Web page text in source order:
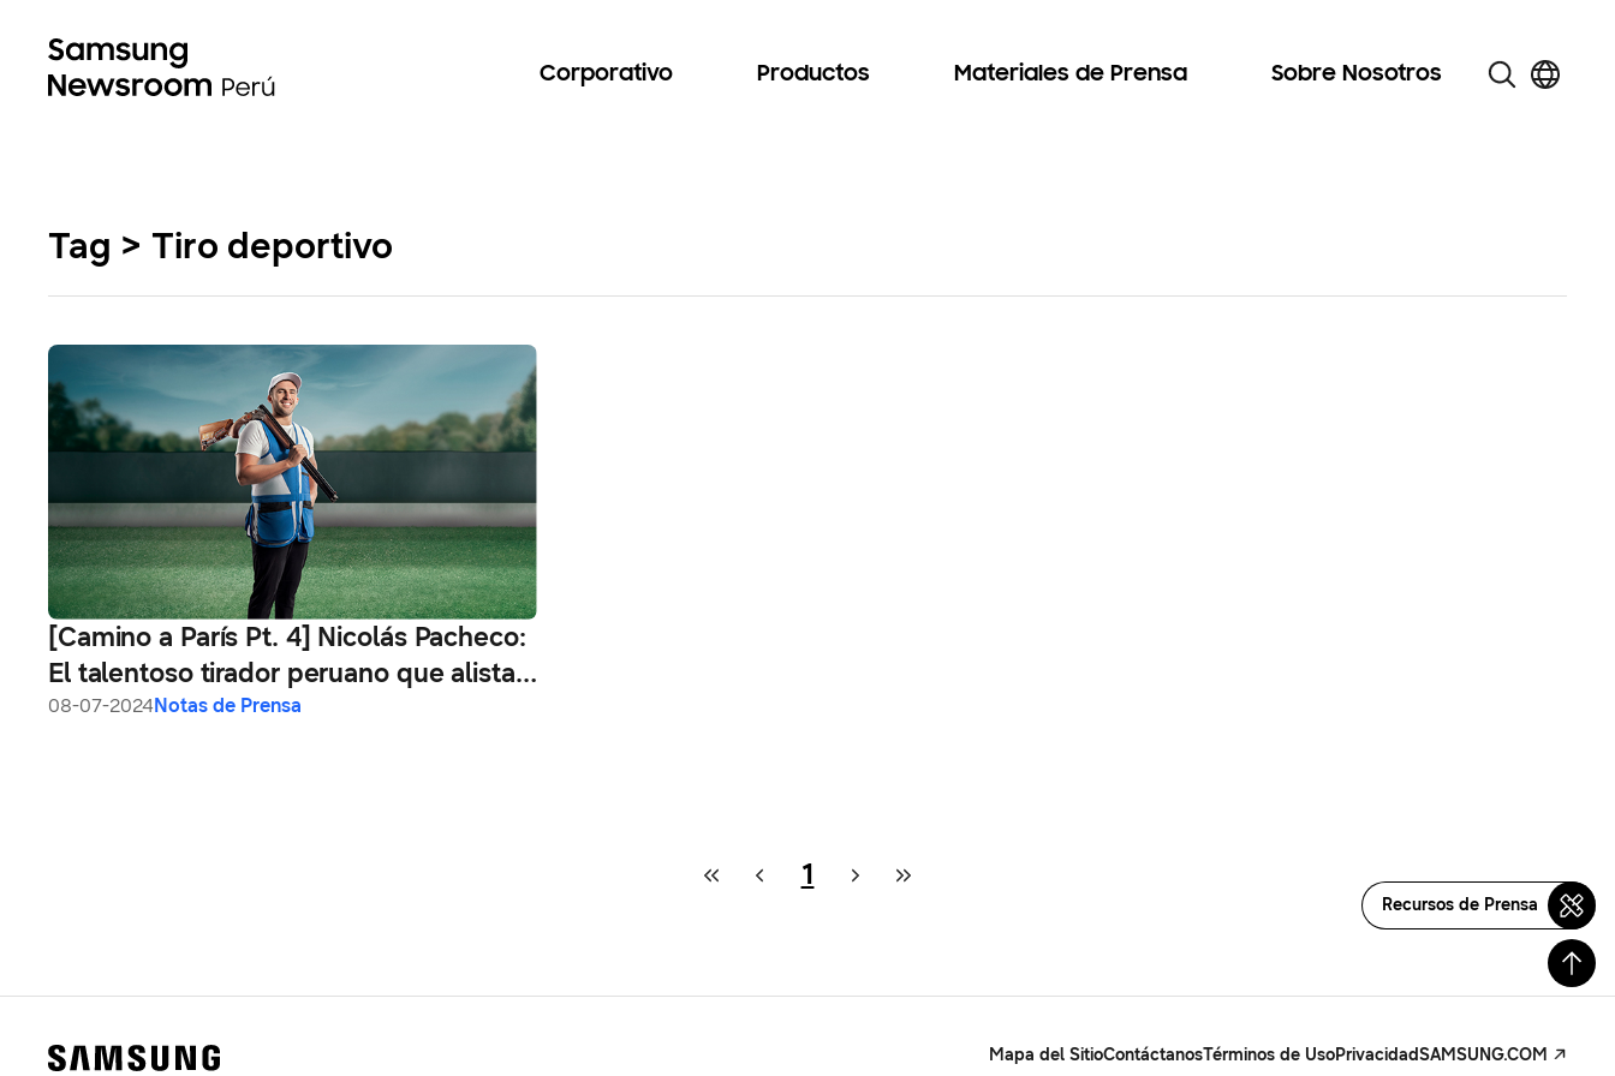
Corporativo Productos Materiales de Prensa Sobre Nosotros
Tag > Tiro deportivo
[Camino a París Pt. 4] Nicolás Pacheco:
El talentoso tirador peruano que alista
su puntería para París 2024
08-07-2024Notas de Prensa
1
Recursos de Prensa
Mapa del SitioContáctanosTérminos de UsoPrivacidadSAMSUNG.COM